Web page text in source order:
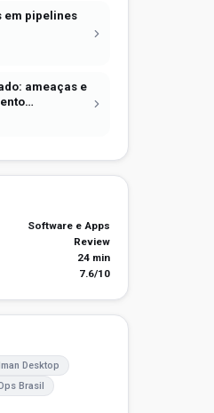
em pipelines
ameaças e
Software e Apps
Review
24 min
7.6/10
Desktop
Brasil